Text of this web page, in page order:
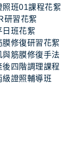
班01課程花絮
研習花絮
日班花絮
修復研習花絮
筋膜修復手法
四階調理課程
證照輔導班